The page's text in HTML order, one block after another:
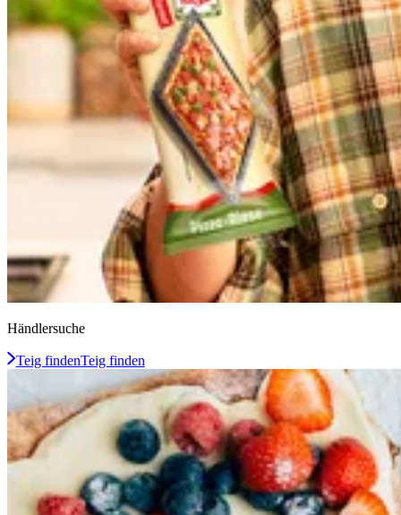
Händlersuche
Teig findenTeig finden